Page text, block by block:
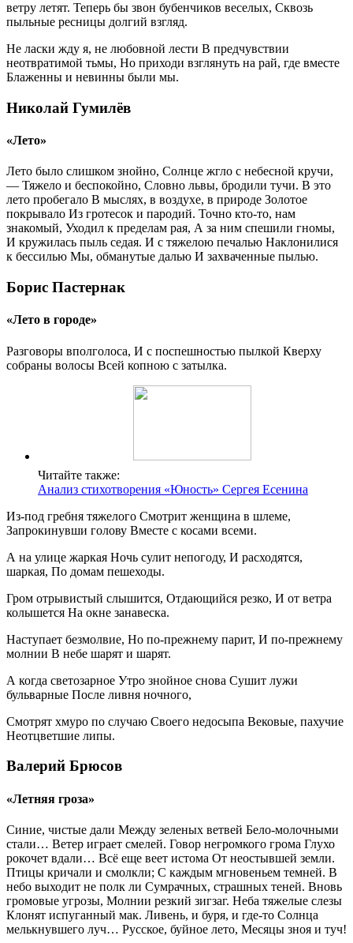
ветру летят. Теперь бы звон бубенчиков веселых, Сквозь
пыльные ресницы долгий взгляд.
Не ласки жду я, не любовной лести В предчувствии
неотвратимой тьмы, Но приходи взглянуть на рай, где вместе
Блаженны и невинны были мы.
Николай Гумилёв
«Лето»
Лето было слишком знойно, Солнце жгло с небесной кручи,
— Тяжело и беспокойно, Словно львы, бродили тучи. В это
лето пробегало В мыслях, в воздухе, в природе Золотое
покрывало Из гротесок и пародий. Точно кто-то, нам
знакомый, Уходил к пределам рая, А за ним спешили гномы,
И кружилась пыль седая. И с тяжелою печалью Наклонилися
к бессилью Мы, обманутые далью И захваченные пылью.
Борис Пастернак
«Лето в городе»
Разговоры вполголоса, И с поспешностью пылкой Кверху
собраны волосы Всей копною с затылка.
Читайте также:
Анализ стихотворения «Юность» Сергея Есенина
Из-под гребня тяжелого Смотрит женщина в шлеме,
Запрокинувши голову Вместе с косами всеми.
А на улице жаркая Ночь сулит непогоду, И расходятся,
шаркая, По домам пешеходы.
Гром отрывистый слышится, Отдающийся резко, И от ветра
колышется На окне занавеска.
Наступает безмолвие, Но по-прежнему парит, И по-прежнему
молнии В небе шарят и шарят.
А когда светозарное Утро знойное снова Сушит лужи
бульварные После ливня ночного,
Смотрят хмуро по случаю Своего недосыпа Вековые, пахучие
Неотцветшие липы.
Валерий Брюсов
«Летняя гроза»
Синие, чистые дали Между зеленых ветвей Бело-молочными
стали… Ветер играет смелей. Говор негромкого грома Глухо
рокочет вдали… Всё еще веет истома От неостывшей земли.
Птицы кричали и смолкли; С каждым мгновеньем темней. В
небо выходит не полк ли Сумрачных, страшных теней. Вновь
громовые угрозы, Молнии резкий зигзаг. Неба тяжелые слезы
Клонят испуганный мак. Ливень, и буря, и где-то Солнца
мелькнувшего луч… Русское, буйное лето, Месяцы зноя и туч!